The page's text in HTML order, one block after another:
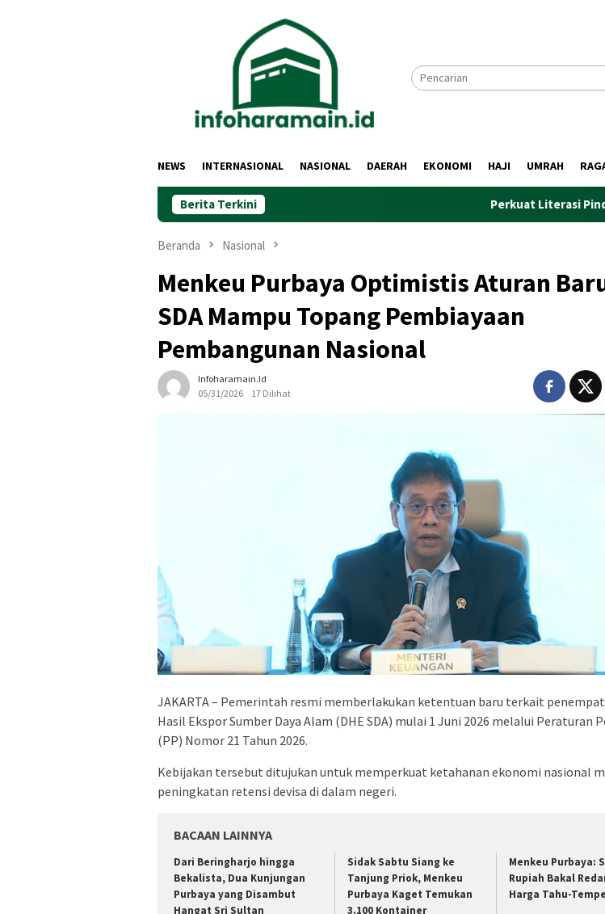
NEWS INTERNASIONAL NASIONAL DAERAH EKONOMI HAJI UMRAH
Berita Terkini Perkuat Literasi Pindar, PWI dan
Beranda Nasional
Menkeu Purbaya Optimistis Aturan
SDA Mampu Topang Pembiayaan
Pembangunan Nasional
Infoharamain.id
05/31/2026
17 Dilihat
JAKARTA – Pemerintah resmi memberlakukan ketentuan baru terkait
Hasil Ekspor Sumber Daya Alam (DHE SDA) mulai 1 Juni 2026 melalui Peraturan
(PP) Nomor 21 Tahun 2026.
Kebijakan tersebut ditujukan untuk memperkuat ketahanan ekonomi nasional
peningkatan retensi devisa di dalam negeri.
BACAAN LAINNYA
Dari Beringharjo hingga
Bekalista, Dua Kunjungan
Purbaya yang Disambut
Hangat Sri Sultan
Sidak Sabtu Siang ke
Tanjung Priok, Menkeu
Purbaya Kaget Temukan
3.100 Kontainer
​Menkeu Purbaya:
Rupiah Bakal
Harga Tahu-